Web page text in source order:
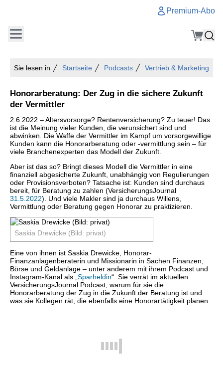
Premium-Abo
Sie lesen in Startseite Podcasts Vertrieb & Marketing
Honorarberatung: Der Zug in die sichere Zukunft
der Vermittler
2.6.2022 – Altersvorsorge? Rentenversicherung? Zu teuer! Das
ist die Meinung vieler Kunden, die verunsichert sind und
abwinken. Die Waffe der Vermittler im Kampf um vorsorgewillige
Kunden kann die Honorarberatung oder -vermittlung sein – für
viele Branchenexperten das Modell der Zukunft.
Aber ist das so? Bringt dieses Modell die Vermittler in eine
finanziell abgesicherte Zukunft, unabhängig von Regulierungen
oder Provisionsverboten? Tatsache ist: Kunden sind durchaus
bereit, für Beratung zu zahlen (VersicherungsJournal
31.5.2022). Und viele Makler sind ja durchaus Willens,
Vermittlung oder Beratung gegen Honorar zu praktizieren.
Saskia Drewicke (Bild: privat)
Eine von ihnen ist Saskia Drewicke, Honorar-
Finanzanlagenberaterin und Missionarin in Sachen Finanzen,
Börse und Geldanlage – unter anderem mit ihrem Podcast und
Instagram-Kanal als „ Sparheldin“. Sie verrät im aktuellen
VersicherungsJournal Podcast, warum für sie die
Honorarberatung der Zug in die Zukunft der Beratung ist und
was sie Kollegen rät, die ebenfalls eine Honorartätigkeit planen.